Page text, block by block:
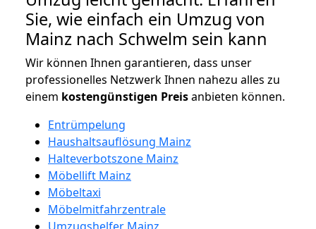
Sie, wie einfach ein Umzug von
Mainz nach Schwelm sein kann
Wir können Ihnen garantieren, dass unser
professionelles Netzwerk Ihnen nahezu alles zu
einem kostengünstigen Preisanbieten können.
Entrümpelung
Haushaltsauflösung Mainz
Halteverbotszone Mainz
Möbellift Mainz
Möbeltaxi
Möbelmitfahrzentrale
Umzugshelfer Mainz